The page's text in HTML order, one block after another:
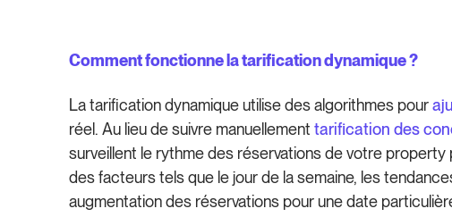
Comment fonctionne la tarification dynamique ?
La tarification dynamique utilise des algorithmes pour
réel. Au lieu de suivre manuellementtarification des
surveillent le rythme des réservations de votre
des facteurs tels que le jour de la semaine, les
augmentation des réservations pour une date